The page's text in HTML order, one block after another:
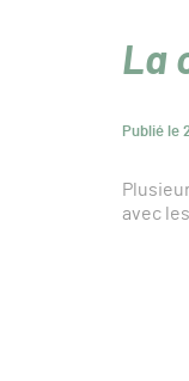
La
Publié le
avec